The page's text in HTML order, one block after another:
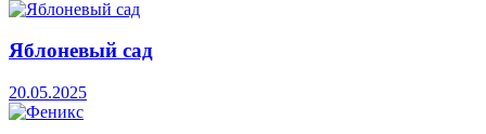
Яблоневый сад
20.05.2025